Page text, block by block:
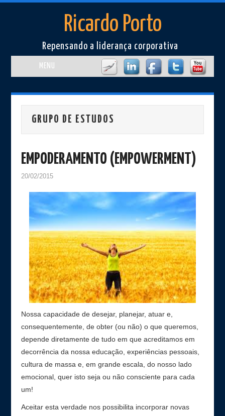
Ricardo Porto
Repensando a liderança corporativa
MENU
Perfil
Cursos e Eventos
Livros/Filmes
Imprensa
Contato
GRUPO DE ESTUDOS
EMPODERAMENTO (EMPOWERMENT)
20/02/2015
Nossa capacidade de desejar, planejar, atuar e,
consequentemente, de obter (ou não) o que queremos,
depende diretamente de tudo em que acreditamos em
decorrência da nossa educação, experiências pessoais,
cultura de massa e, em grande escala, do nosso lado
emocional, quer isto seja ou não consciente para cada
um!
Aceitar esta verdade nos possibilita incorporar novas